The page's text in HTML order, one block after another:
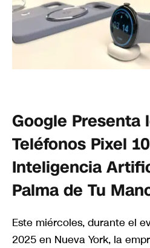
Google Presenta
Teléfonos Pixel
Inteligencia
Palma de Tu
Este miércoles, durante el
2025 en Nueva York, la